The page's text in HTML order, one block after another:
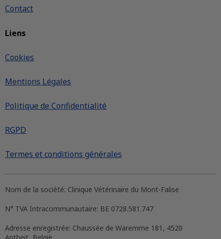
Contact
Liens
Cookies
Mentions Légales
Politique de Confidentialité
RGPD
Termes et conditions générales
Nom de la société: Clinique Vétérinaire du Mont-Falise
N° TVA Intracommunautaire: BE 0728.581.747
Adresse enregistrée: Chaussée de Waremme 181, 4520